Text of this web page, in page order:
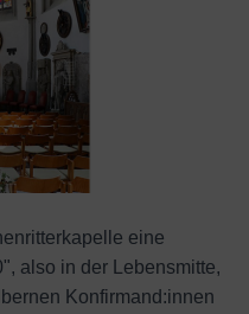
eine
also in der Lebensmitte,
Konfirmand:innen